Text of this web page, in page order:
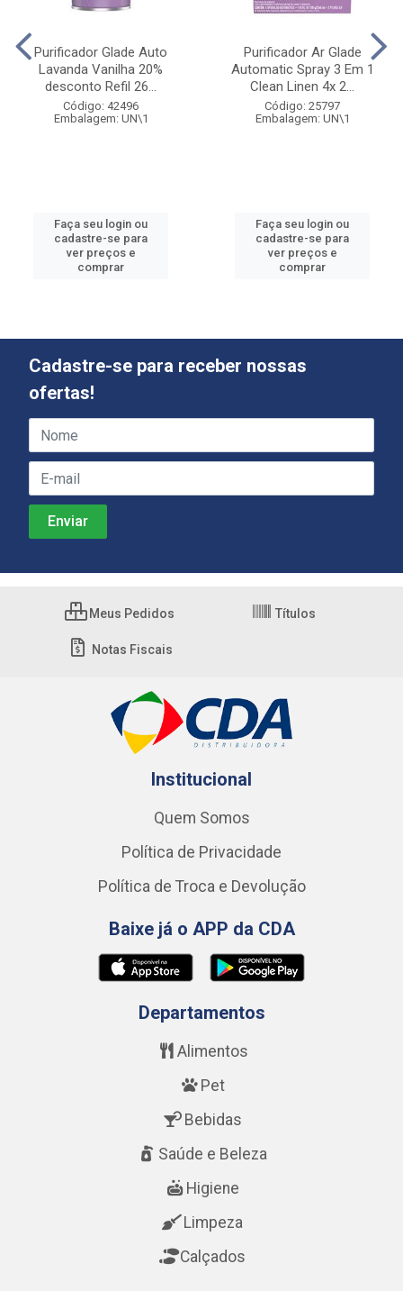
Purificador Glade Auto
Lavanda Vanilha 20%
desconto Refil 26...
Código: 42496
Embalagem: UN\1
Faça seu login ou
cadastre-se para
ver preços e
comprar
Purificador Ar Glade
Automatic Spray 3 Em 1
Clean Linen 4x 2...
Código: 25797
Embalagem: UN\1
Faça seu login ou
cadastre-se para
ver preços e
comprar
Cadastre-se para receber nossas
ofertas!
Meus Pedidos Títulos
Notas Fiscais
Institucional
Quem Somos
Política de Privacidade
Política de Troca e Devolução
Baixe já o APP da CDA
Departamentos
Alimentos
Pet
Bebidas
Saúde e Beleza
Higiene
Limpeza
Calçados